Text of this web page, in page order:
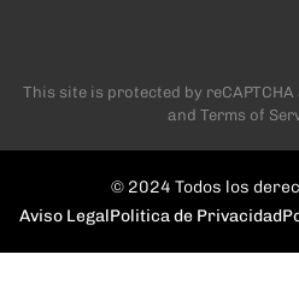
This site is protected by reCAPTCHA
and Terms of
© 2024 Todos los
Aviso LegalPolitica de Privacidad